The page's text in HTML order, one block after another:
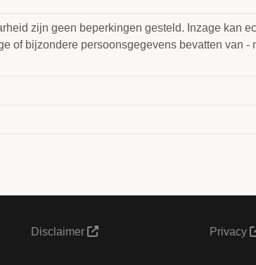
zijn geen beperkingen gesteld. Inzage kan
of bijzondere persoonsgegevens bevatten van -
Disclaimer Privacy